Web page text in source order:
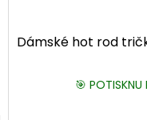
Dámské hot rod
🎯